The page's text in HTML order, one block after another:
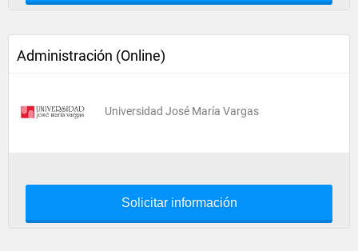
Administración (Online)
Universidad José María Vargas
Solicitar información